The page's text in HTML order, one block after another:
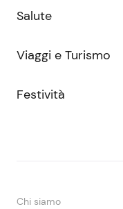
Salute
Viaggi e Turismo
Festività
Chi siamo